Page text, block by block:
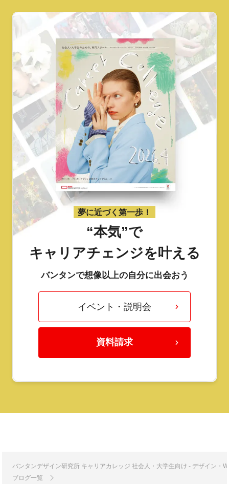
夢に近づく第一歩！
“本気”で
キャリアチェンジを叶える
バンタンで想像以上の自分に出会おう
イベント・説明会
資料請求
バンタンデザイン研究所 キャリアカレッジ 社会人・大学生向け - デザイン・
ブログ一覧